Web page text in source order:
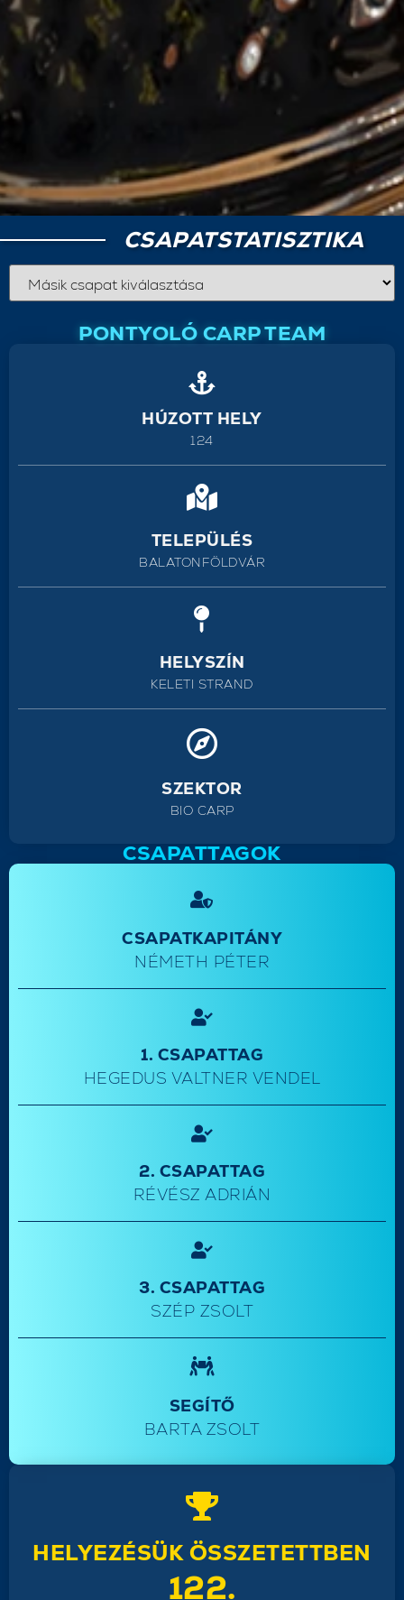
CSAPATSTATISZTIKA
PONTYOLÓ CARP TEAM
HÚZOTT HELY
124
TELEPÜLÉS
BALATONFÖLDVÁR
HELYSZÍN
KELETI STRAND
SZEKTOR
BIO CARP
CSAPATTAGOK
CSAPATKAPITÁNY
NÉMETH PÉTER
1. CSAPATTAG
HEGEDUS VALTNER VENDEL
2. CSAPATTAG
RÉVÉSZ ADRIÁN
3. CSAPATTAG
SZÉP ZSOLT
SEGÍTŐ
BARTA ZSOLT
HELYEZÉSÜK ÖSSZETETTBEN
122.